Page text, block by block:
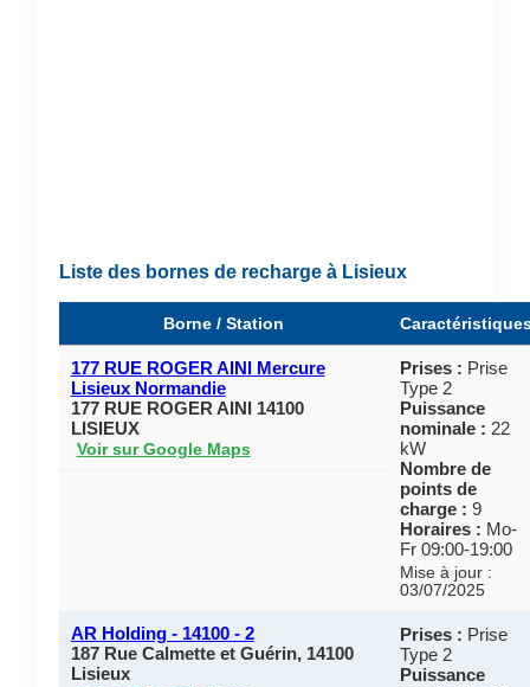
Liste des bornes de recharge à Lisieux
Borne / Station
177 RUE ROGER AINI Mercure
Lisieux Normandie
177 RUE ROGER AINI 14100
LISIEUX
Voir sur Google Maps
Prises : Prise
Type 2
Puissance
nominale : 22
kW
Nombre de
points de
charge : 9
Horaires : Mo-
Fr 09:00-19:00
Mise à jour :
03/07/2025
AR Holding - 14100 - 2
187 Rue Calmette et Guérin, 14100
Lisieux
Prises : Prise
Type 2
Puissance